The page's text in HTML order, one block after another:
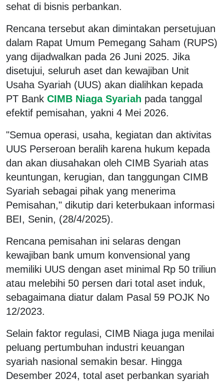
sehat di bisnis perbankan.
Rencana tersebut akan dimintakan persetujuan
dalam Rapat Umum Pemegang Saham (RUPS)
yang dijadwalkan pada 26 Juni 2025. Jika
disetujui, seluruh aset dan kewajiban Unit
Usaha Syariah (UUS) akan dialihkan kepada
PT Bank CIMB Niaga Syariah pada tanggal
efektif pemisahan, yakni 4 Mei 2026.
"Semua operasi, usaha, kegiatan dan aktivitas
UUS Perseroan beralih karena hukum kepada
dan akan diusahakan oleh CIMB Syariah atas
keuntungan, kerugian, dan tanggungan CIMB
Syariah sebagai pihak yang menerima
Pemisahan," dikutip dari keterbukaan informasi
BEI, Senin, (28/4/2025).
Rencana pemisahan ini selaras dengan
kewajiban bank umum konvensional yang
memiliki UUS dengan aset minimal Rp 50 triliun
atau melebihi 50 persen dari total aset induk,
sebagaimana diatur dalam Pasal 59 POJK No
12/2023.
Selain faktor regulasi, CIMB Niaga juga menilai
peluang pertumbuhan industri keuangan
syariah nasional semakin besar. Hingga
Desember 2024, total aset perbankan syariah